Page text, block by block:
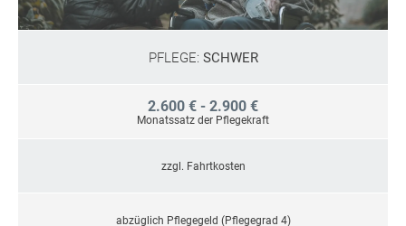
PFLEGE: SCHWER
2.600 € - 2.900 €
Monatssatz der Pflegekraft
zzgl. Fahrtkosten
abzüglich Pflegegeld (Pflegegrad 4)